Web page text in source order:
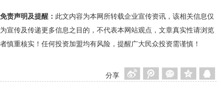
免责声明及提醒： 此文内容为本网所转载企业宣传资讯，该相关信息仅
为宣传及传递更多信息之目的，不代表本网站观点，文章真实性请浏览
者慎重核实！任何投资加盟均有风险，提醒广大民众投资需谨慎！
分享